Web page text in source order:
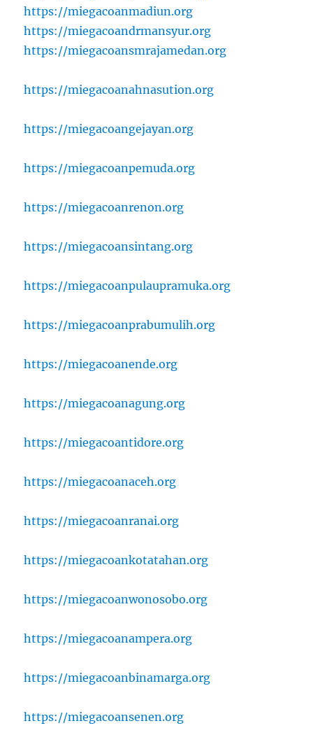
https://miegacoanmadiun.org
https://miegacoandrmansyur.org
https://miegacoansmrajamedan.org
https://miegacoanahnasution.org
https://miegacoangejayan.org
https://miegacoanpemuda.org
https://miegacoanrenon.org
https://miegacoansintang.org
https://miegacoanpulaupramuka.org
https://miegacoanprabumulih.org
https://miegacoanende.org
https://miegacoanagung.org
https://miegacoantidore.org
https://miegacoanaceh.org
https://miegacoanranai.org
https://miegacoankotatahan.org
https://miegacoanwonosobo.org
https://miegacoanampera.org
https://miegacoanbinamarga.org
https://miegacoansenen.org